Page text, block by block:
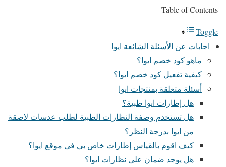
Table of Contents
Toggle
اجابات عن الأسئلة الشائعة ايوا
ماهو كود خصم ايوا؟
كيفية تفعيل كود خصم ايوا؟
أسئلة متعلقة بمنتجات ايوا
هل إطارات ايوا طبية؟
هل تستخدم وصفة النظارات الطبية لطلب عدسات لاصقة
من ايوا بدرجة النظر؟
كيف اقوم بالقياس إطارات خاص بي فى موقع ايوا؟
هل يوجد ضمان على نظارات ايوا؟